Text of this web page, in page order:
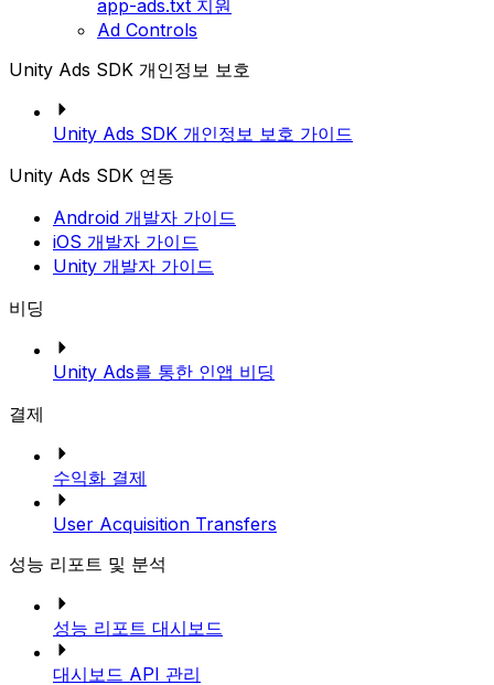
app-ads.txt 지원
Ad Controls
Unity Ads SDK 개인정보 보호
Unity Ads SDK 개인정보 보호 가이드
Unity Ads SDK 연동
Android 개발자 가이드
iOS 개발자 가이드
Unity 개발자 가이드
비딩
Unity Ads를 통한 인앱 비딩
결제
수익화 결제
User Acquisition Transfers
성능 리포트 및 분석
성능 리포트 대시보드
대시보드 API 관리